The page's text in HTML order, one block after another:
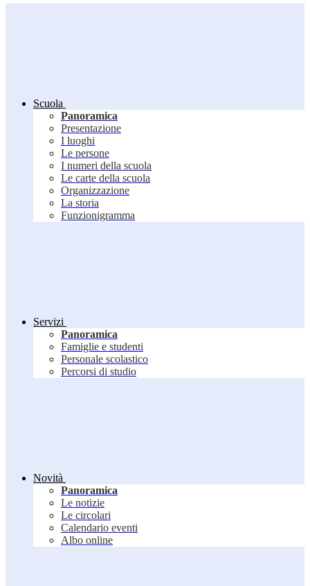
Scuola
Panoramica
Presentazione
I luoghi
Le persone
I numeri della scuola
Le carte della scuola
Organizzazione
La storia
Funzionigramma
Servizi
Panoramica
Famiglie e studenti
Personale scolastico
Percorsi di studio
Novità
Panoramica
Le notizie
Le circolari
Calendario eventi
Albo online